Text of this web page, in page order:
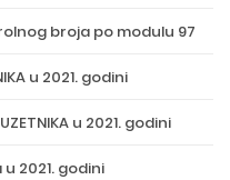
broja po modulu 97
u 2021. godini
u 2021. godini
2021. godini